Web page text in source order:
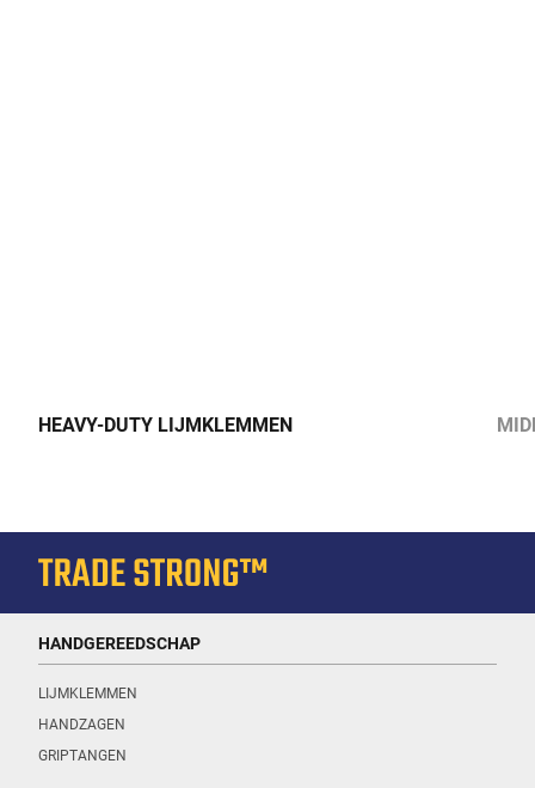
HEAVY-DUTY LIJMKLEMMEN
HANDGEREEDSCHAP
LIJMKLEMMEN
HANDZAGEN
GRIPTANGEN